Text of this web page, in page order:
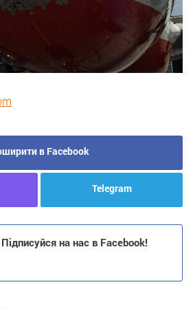
в Facebook
Telegram
на нас в Facebook!